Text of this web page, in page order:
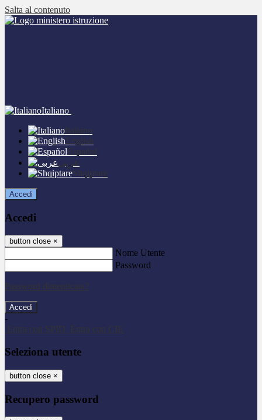
Salta al contenuto
Italiano
Italiano
English
Español
عربى
Shqiptare
Accedi
Accedi
button close ×
Nome Utente
Password
Password dimenticata?
-
Entra con SPID
Entra con CIE
Seleziona utente
button close ×
Recupero password